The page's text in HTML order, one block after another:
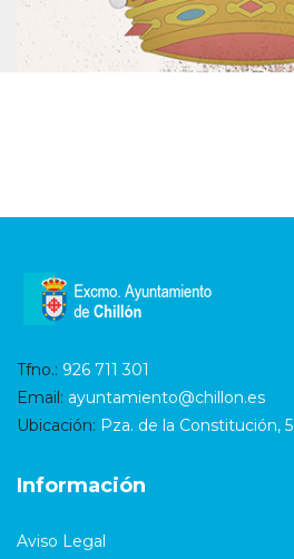
Tfno.: 926 711 301
Email: ayuntamiento@chillon.es
Ubicación: Pza. de la Constitución, 5
Información
Aviso Legal